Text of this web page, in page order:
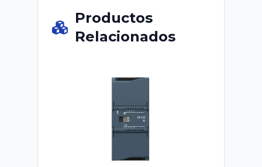
Productos
Relacionados